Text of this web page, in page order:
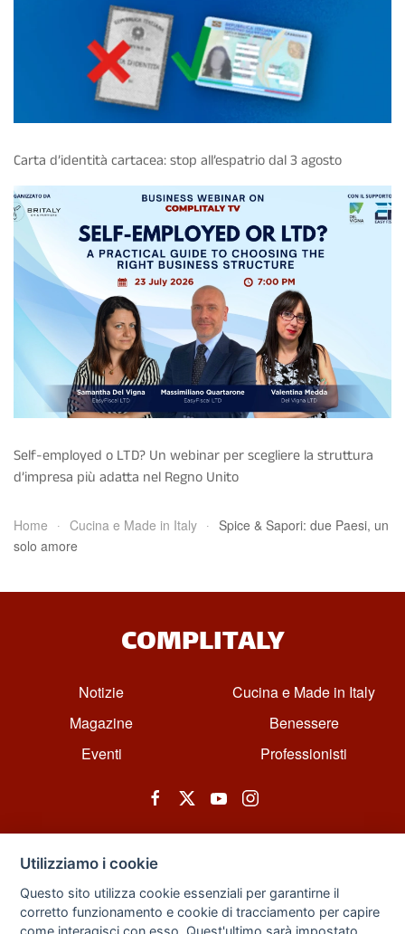
Carta d’identità cartacea: stop all’espatrio dal 3 agosto
Self-employed o LTD? Un webinar per scegliere la struttura
d’impresa più adatta nel Regno Unito
Home Cucina e Made in Italy
Spice & Sapori: due Paesi, un
solo amore
COMPLITALY
Notizie
Magazine
Eventi
Cucina e Made in Italy
Benessere
Professionisti
© All rights reserved. Powered by Zarix Solution LTD, Forest House
Utilizziamo i cookie
Questo sito utilizza cookie essenziali per garantirne il
corretto funzionamento e cookie di tracciamento per capire
come interagisci con esso. Quest'ultimo sarà impostato